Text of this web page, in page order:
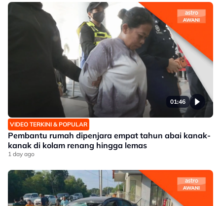
01:46
VIDEO TERKINI & POPULAR
Pembantu rumah dipenjara empat tahun abai kanak-
kanak di kolam renang hingga lemas
1 day ago